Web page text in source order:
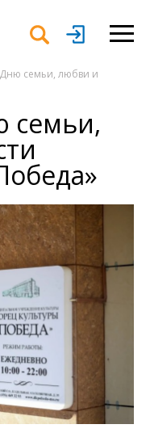
семьи, любви и
семьи,